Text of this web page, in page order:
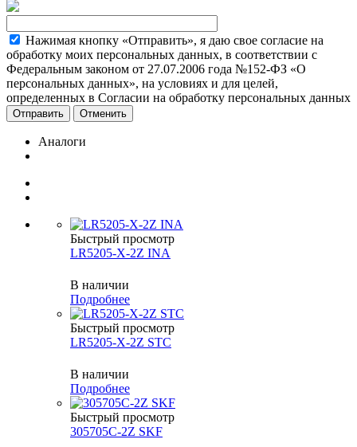
Нажимая кнопку «Отправить», я даю свое согласие на
обработку моих персональных данных, в соответствии с
Федеральным законом от 27.07.2006 года №152-ФЗ «О
персональных данных», на условиях и для целей,
определенных в Согласии на обработку персональных данных
Отменить
Аналоги
Быстрый просмотр
LR5205-X-2Z INA
В наличии
Подробнее
Быстрый просмотр
LR5205-X-2Z STC
В наличии
Подробнее
Быстрый просмотр
305705C-2Z SKF